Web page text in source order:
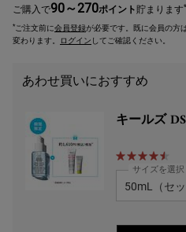
ご購入で90～270ポイント貯まります*
*ご注文前に会員登録が必要です。既に会員の方
変わります。
ログイン してご確認ください。
あわせ買いにおすすめ
キールズ
サイズを選択